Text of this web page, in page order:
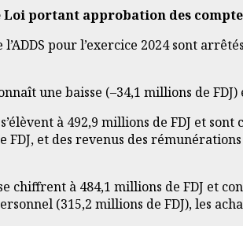
Loi portant approbation des
pour l’exercice 2024 sont
une baisse (–34,1 millions de
à 492,9 millions de FDJ et
FDJ, et des revenus des
chiffrent à 484,1 millions de FDJ et
(315,2 millions de FDJ), les